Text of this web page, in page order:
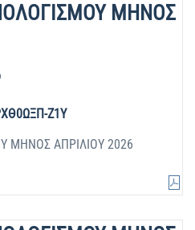
ΜΗΝΟΣ
Ζ1Υ
ΜΗΝΟΣ ΑΠΡΙΛΙΟΥ 2026